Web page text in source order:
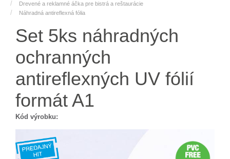
Drevené a reklamné áčka pre bistrá a reštaurácie
Náhradná antireflexná fólia
Set 5ks náhradných
ochranných
antireflexných UV fólií
formát A1
Kód výrobku: